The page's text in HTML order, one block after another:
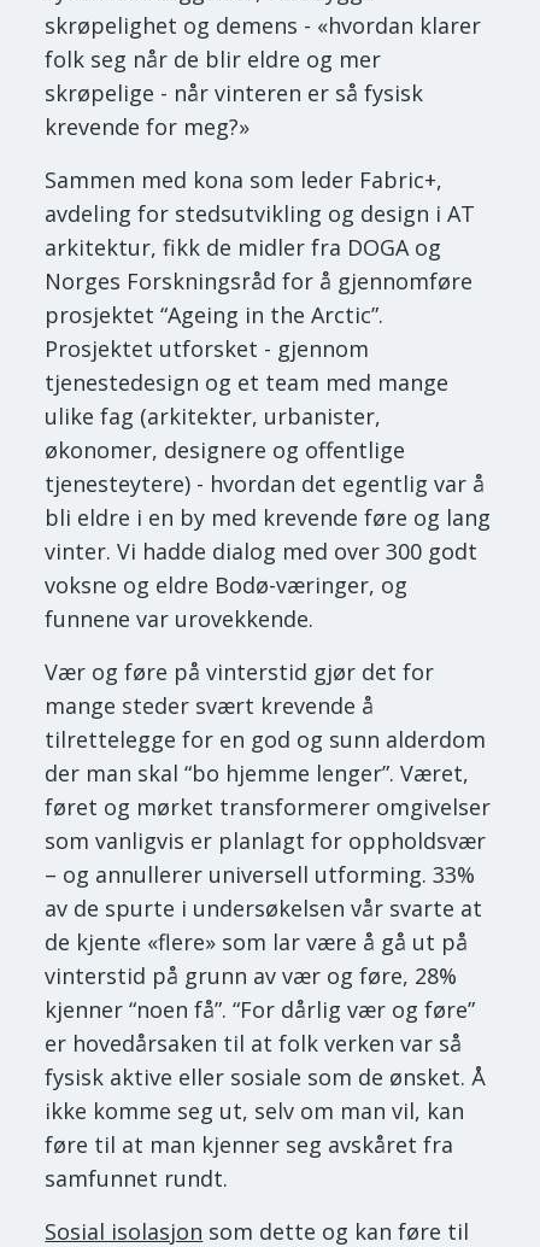
skrøpelighet og demens - «hvordan klarer
folk seg når de blir eldre og mer
skrøpelige - når vinteren er så fysisk
krevende for meg?»
Sammen med kona som leder Fabric+,
avdeling for stedsutvikling og design i AT
arkitektur, fikk de midler fra DOGA og
Norges Forskningsråd for å gjennomføre
prosjektet “Ageing in the Arctic”.
Prosjektet utforsket - gjennom
tjenestedesign og et team med mange
ulike fag (arkitekter, urbanister,
økonomer, designere og offentlige
tjenesteytere) - hvordan det egentlig var å
bli eldre i en by med krevende føre og lang
vinter. Vi hadde dialog med over 300 godt
voksne og eldre Bodø-væringer, og
funnene var urovekkende.
Vær og føre på vinterstid gjør det for
mange steder svært krevende å
tilrettelegge for en god og sunn alderdom
der man skal “bo hjemme lenger”. Været,
føret og mørket transformerer omgivelser
som vanligvis er planlagt for oppholdsvær
– og annullerer universell utforming. 33%
av de spurte i undersøkelsen vår svarte at
de kjente «flere» som lar være å gå ut på
vinterstid på grunn av vær og føre, 28%
kjenner “noen få”. “For dårlig vær og føre”
er hovedårsaken til at folk verken var så
fysisk aktive eller sosiale som de ønsket. Å
ikke komme seg ut, selv om man vil, kan
føre til at man kjenner seg avskåret fra
samfunnet rundt.
Sosial isolasjon som dette og kan føre til